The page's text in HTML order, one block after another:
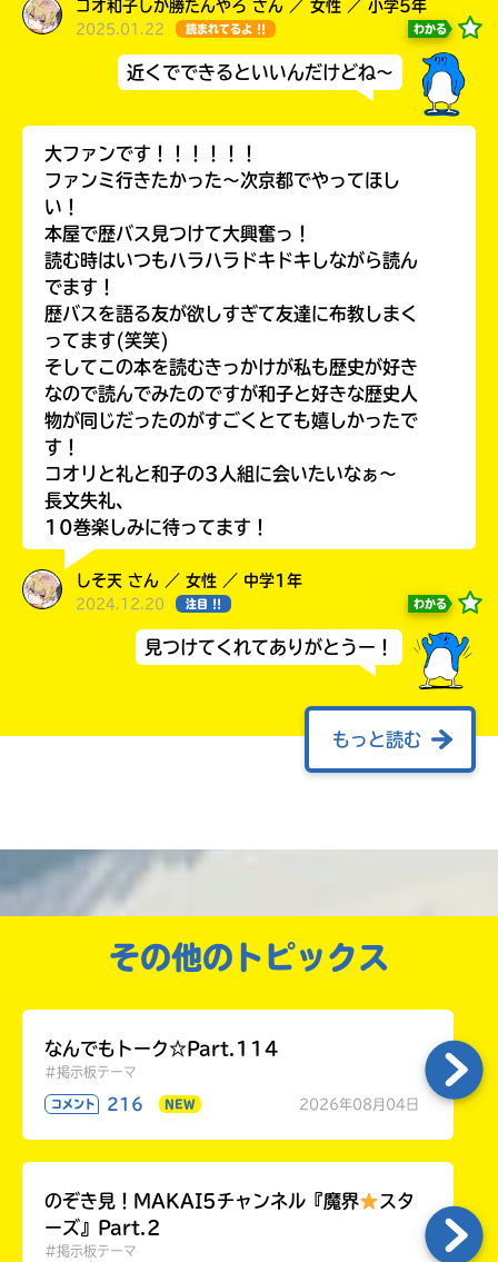
コオ和子しか勝たんやろ さん ／ 女性 ／ 小学5年
2025.01.22 読まれてるよ !! わかる
近くでできるといいんだけどね～
大ファンです！！！！！！
ファンミ行きたかった〜次京都でやってほし
い！
本屋で歴バス見つけて大興奮っ！
読む時はいつもハラハラドキドキしながら読ん
でます！
歴バスを語る友が欲しすぎて友達に布教しまく
ってます(笑笑)
そしてこの本を読むきっかけが私も歴史が好き
なので読んでみたのですが和子と好きな歴史人
物が同じだったのがすごくとても嬉しかったで
す！
コオリと礼と和子の3人組に会いたいなぁ〜
長文失礼、
10巻楽しみに待ってます！
しそ天 さん ／ 女性 ／ 中学1年
2024.12.20 注目 !! わかる
見つけてくれてありがとうー！
もっと読む
早くアニメ化決定してほしー！
春 さん ／ ひみつ ／ 小学5年
2023.12.26 人気 !!
行けなかった私ですが、
レポートを見ているだけでわくわくは止まりま
せんでしたっ！
楽しそうなみんなを見ているだけでニコニコ笑
顔にしちゃう、
あさば先生、左近堂先生、とってもとっても素
その他のトピックス
なんでもトーク☆Part.114
#掲示板テーマ
コメント 216 NEW 2026年08月04日
のぞき見！MAKAI5チャンネル『魔界
スタ
ーズ』Part.2
#掲示板テーマ